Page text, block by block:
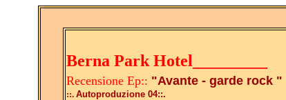
Berna Park Hotel_________
Recensione Ep:: "Avante - garde rock "
::. Autoproduzione 04::.